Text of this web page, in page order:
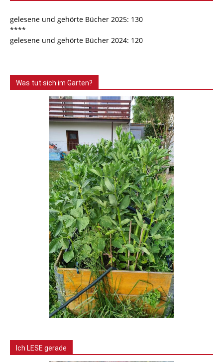
gelesene und gehörte Bücher 2025: 130
****
gelesene und gehörte Bücher 2024: 120
Was tut sich im Garten?
Ich LESE gerade